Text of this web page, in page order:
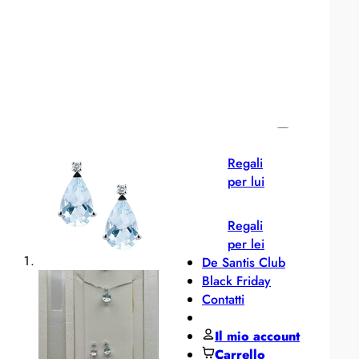
Regali
per lui
Regali
per lei
De Santis Club
Black Friday
Contatti
Il mio account
Carrello